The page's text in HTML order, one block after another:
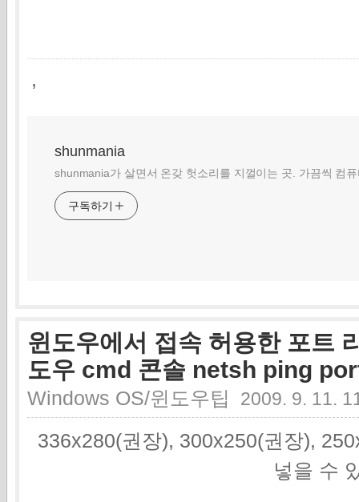
,
shunmania
shunmania가 살면서 온갖 헛소리를 지껄이는 곳. 가끔씩 컴
구독하기
윈도우에서 접속 허용한 포트
도우 cmd 콘솔 netsh ping
Windows OS/윈도우팁 2009. 9. 11.
336x280(권장), 300x250(권장),
넣을 수